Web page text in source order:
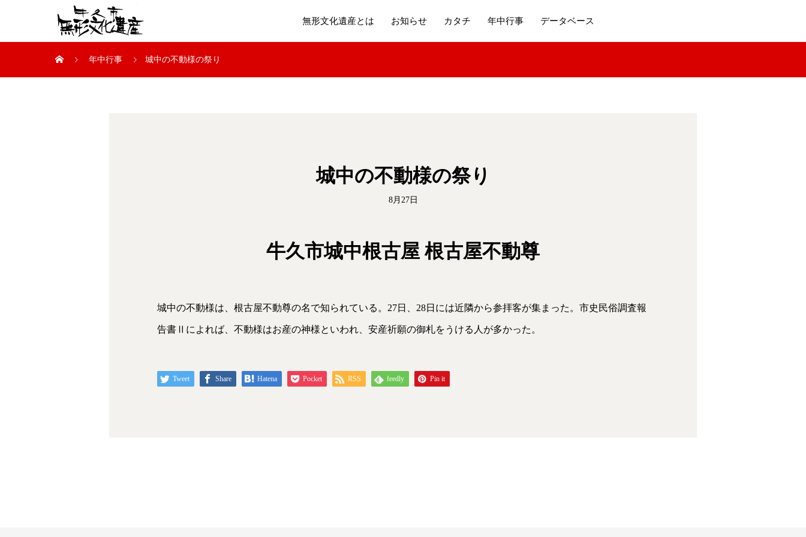
無形文化遺産とは お知らせ カタチ 年中行事 データベース
年中行事 城中の不動様の祭り
城中の不動様の祭り
8月27日
牛久市城中根古屋 根古屋不動尊
城中の不動様は、根古屋不動尊の名で知られている。27日、28日には近隣から参拝客が集まった。市史民俗調査報
告書Ⅱによれば、不動様はお産の神様といわれ、安産祈願の御札をうける人が多かった。
Tweet Share Hatena Pocket RSS feedly Pin it